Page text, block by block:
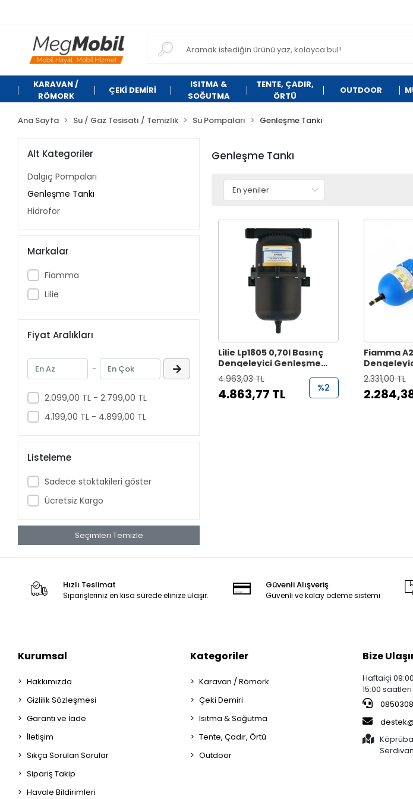
KARAVAN /
RÖMORK
ÇEKİ DEMİRİ
ISITMA &
SOĞUTMA
TENTE, ÇADIR,
ÖRTÜ
OUTDOOR
Ana Sayfa Su / Gaz Tesisatı / Temizlik Su Pompaları Genleşme Tankı
Alt Kategoriler
Dalgıç Pompaları
Genleşme Tankı
Hidrofor
Markalar
Fiamma
Lilie
Fiyat Aralıkları
-
2.099,00 TL - 2.799,00 TL
4.199,00 TL - 4.899,00 TL
Listeleme
Sadece stoktakileri göster
Ücretsiz Kargo
Seçimleri Temizle
Genleşme Tankı
Lilie Lp1805 0,70l Basınç
Dengeleyici Genleşme
Tankı
4.963,03 TL
4.863,77 TL %2
Fiamma
Tankı
2.331,00 TL
Hızlı Teslimat
Siparişleriniz en kısa sürede elinize ulaşır.
Güvenli Alışveriş
Güvenli ve kolay ödeme sistemi
Kurumsal
Hakkımızda
Gizlilik Sözleşmesi
Garanti ve İade
İletişim
Sıkça Sorulan Sorular
Sipariş Takip
Havale Bildirimleri
Kategoriler
Karavan / Römork
Çeki Demiri
Isıtma & Soğutma
Tente, Çadır, Örtü
Outdoor
Bize
Haftaiçi
15:00